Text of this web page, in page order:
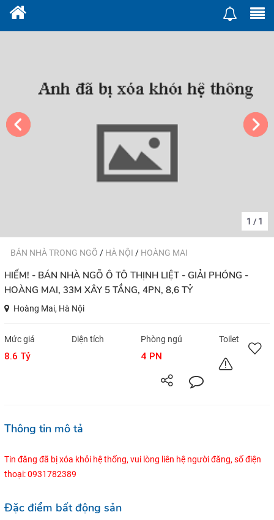
1 / 1
BÁN NHÀ TRONG NGÕ / HÀ NỘI / HOÀNG MAI
HIẾM! - BÁN NHÀ NGÕ Ô TÔ THỊNH LIỆT - GIẢI PHÓNG -
HOÀNG MAI, 33M XÂY 5 TẦNG, 4PN, 8,6 TỶ
Hoàng Mai, Hà Nội
Mức giá
8.6 Tỷ
Diện tích Phòng ngủ
4 PN
Toilet
Thông tin mô tả
Tin đăng đã bị xóa khỏi hệ thống, vui lòng liên hệ người đăng, số điện
thoại: 0931782389
Đặc điểm bất động sản